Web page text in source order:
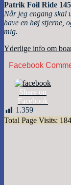
Patrik Foil Ride
Når jeg engang skal
have en høj stjerne,
mig.
Yderlige info om
Facebook
Share on
Facebook
1.359
Total Page Visits: